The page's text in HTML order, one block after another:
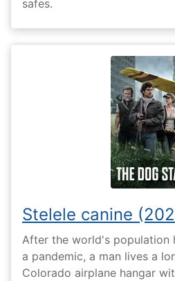
safes.
Stelele canine
After the world's population
a pandemic, a man lives a
Colorado airplane hangar